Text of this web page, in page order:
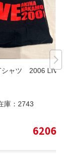
ャツ 2006 LIVE
庫： 2743
6206